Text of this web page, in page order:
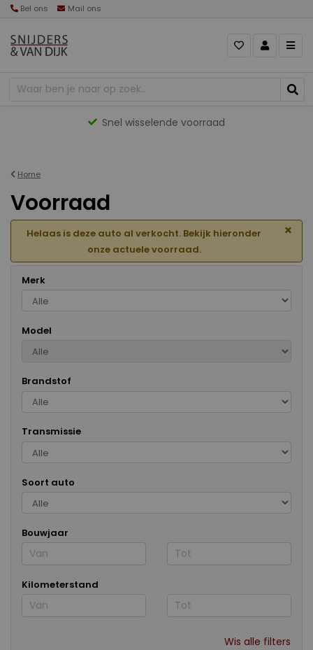
Bel ons Mail ons
Gevarieerd aanbod
Home
Voorraad
Helaas is deze auto al verkocht. Bekijk hieronder
onze actuele voorraad.
×
Merk
Model
Brandstof
Transmissie
Soort auto
Bouwjaar
Kilometerstand
Wis alle filters